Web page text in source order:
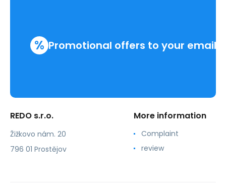
% Promotional offers to your email
REDO s.r.o.
Žižkovo nám. 20
796 01 Prostějov
More information
Complaint
review